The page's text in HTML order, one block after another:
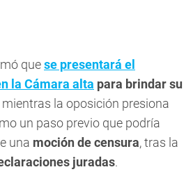
quese presentará el
la Cámara alta para brindar su
mientras la oposición presiona
un paso previo que podría
una moción decensura, tras la
juradas.